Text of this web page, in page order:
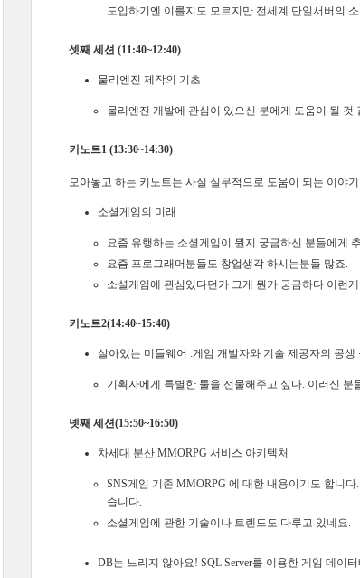
도입하기엔 이를지도 모르지만 전세계 단일서버의
셋째 세션 (11:40~12:40)
물리엔진 제작의 기초
물리엔진 개발에 관심이 있으신 분에게 도움이 될
키노트1 (13:30~14:30)
모아놓고 하는 키노트는 사실 실무적으로 도움이 되는 이야
소셜게임의 미래
요즘 유행하는 소셜게임이 뭔지 궁금하신 분들에게
요즘 프로그래머분들도 창업생각 하시는분들 많죠.
소셜게임에 관심있다던가 그게 뭔가 궁금하다 이런
키노트2(14:40~15:40)
살아있는 미들웨어 :게임 개발자와 기술 제공자의 공생
기획자에게 특별한 툴을 선물해주고 싶다. 이러신
넷째 세션(15:50~16:50)
차세대 분산 MMORPG 서비스 아키텍처
SNS게임 기존 MMORPG 에 대한 내용이기도 합니
습니다.
소셜게임에 관한 기술이나 트렌드도 다루고 있네요.
DB는 느리지 않아요! SQL Server를 이용한 게임 데이터